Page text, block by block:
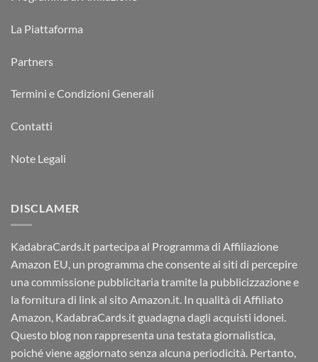
La Piattaforma
Partners
Termini e Condizioni Generali
Contatti
Note Legali
DISCLAMER
KadabraCards.it partecipa al Programma di Affiliazione
Amazon EU, un programma che consente ai siti di percepire
una commissione pubblicitaria tramite la pubblicizzazione e
la fornitura di link al sito Amazon.it. In qualità di Affiliato
Amazon, KadabraCards.it guadagna dagli acquisti idonei.
Questo blog non rappresenta una testata giornalistica,
poiché viene aggiornato senza alcuna periodicità. Pertanto,